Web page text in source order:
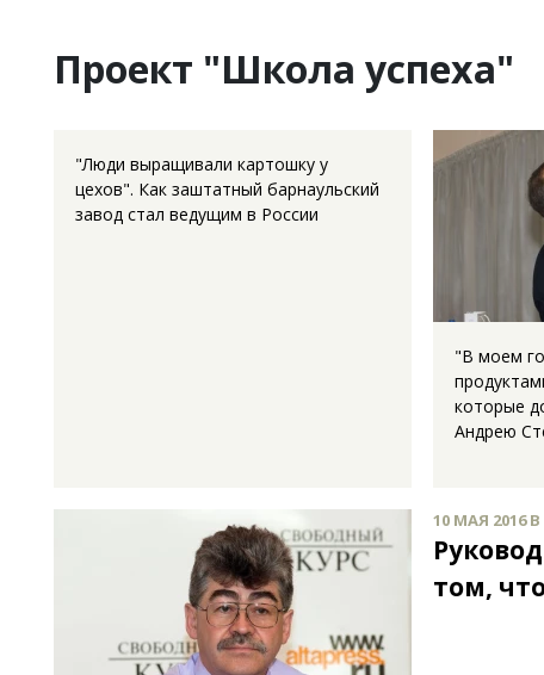
Проект "Школа успеха"
"Люди выращивали картошку у
цехов". Как заштатный барнаульский
завод стал ведущим в России
"В моем
которые
Андрею
10 МАЯ 2016 В
том,